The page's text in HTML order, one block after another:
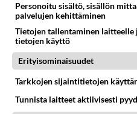
Paljonko klapeja yhdestä
Uteliaisuuttani kyselen,
saaneet parhaimmillaan yhdestä
pihallani kasvoi...
04.10.2015 06:40
Personoitu sisältö, sisällön
palvelujen kehittäminen
Tietojen tallentaminen
tietojen käyttö
Erityisominaisuudet
Tarkkojen sijaintitietojen
Tunnista laitteet aktiivisesti